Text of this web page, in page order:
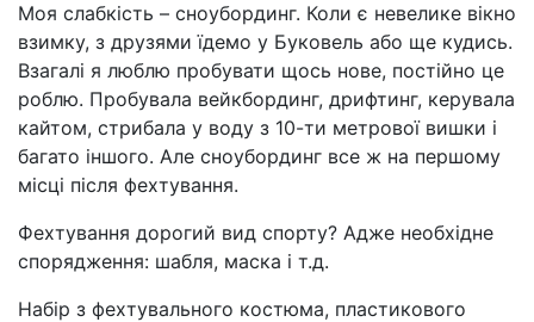
Моя слабкість – сноубординг. Коли є невелике вікно
взимку, з друзями їдемо у Буковель або ще кудись.
Взагалі я люблю пробувати щось нове, постійно це
роблю. Пробувала вейкбординг, дрифтинг, керувала
кайтом, стрибала у воду з 10-ти метрової вишки і
багато іншого. Але сноубординг все ж на першому
місці після фехтування.
Фехтування дорогий вид спорту? Адже необхідне
спорядження: шабля, маска і т.д.
Набір з фехтувального костюма, пластикового